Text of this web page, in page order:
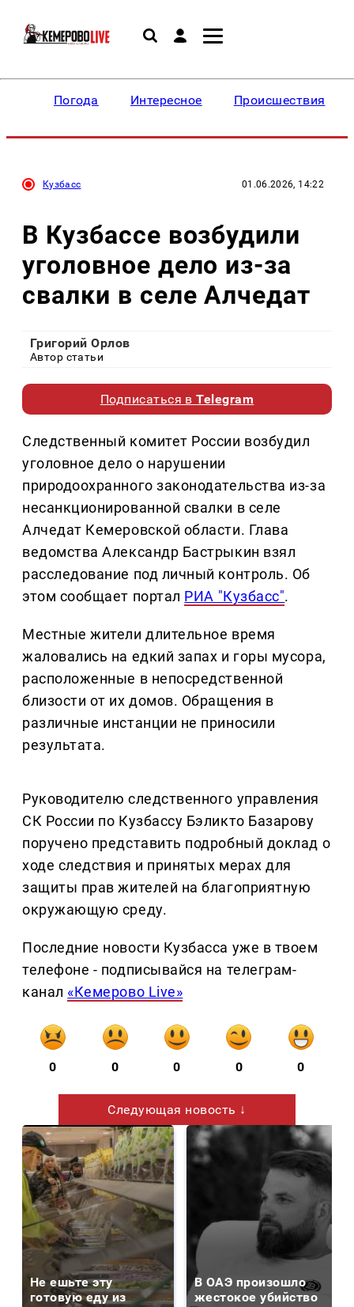
Погода Интересное Происшествия
Кузбасс 01.06.2026, 14:22
В Кузбассе возбудили
уголовное дело из-за
свалки в селе Алчедат
Григорий Орлов
Автор статьи
Подписаться вTelegram
Следственный комитет России возбудил
уголовное дело о нарушении
природоохранного законодательства из-за
несанкционированной свалки в селе
Алчедат Кемеровской области. Глава
ведомства Александр Бастрыкин взял
расследование под личный контроль. Об
этом сообщает портал РИА "Кузбасс".
Местные жители длительное время
жаловались на едкий запах и горы мусора,
расположенные в непосредственной
близости от их домов. Обращения в
различные инстанции не приносили
результата.
Руководителю следственного управления
СК России по Кузбассу Бэликто Базарову
поручено представить подробный доклад о
ходе следствия и принятых мерах для
защиты прав жителей на благоприятную
окружающую среду.
Последние новости Кузбасса уже в твоем
телефоне - подписывайся на телеграм-
канал «Кемерово Live»
0 0 0 0 0
Следующая новость ↓
Не ешьте эту
готовую еду из
В ОАЭ произошло
жестокое убийство